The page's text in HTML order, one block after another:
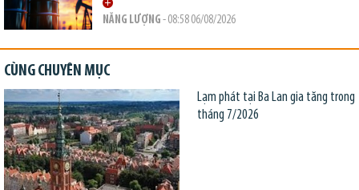
NĂNG LƯỢNG - 08:58 06/08/2026
CÙNG CHUYÊN MỤC
Lạm phát tại Ba Lan gia tăng trong
tháng 7/2026